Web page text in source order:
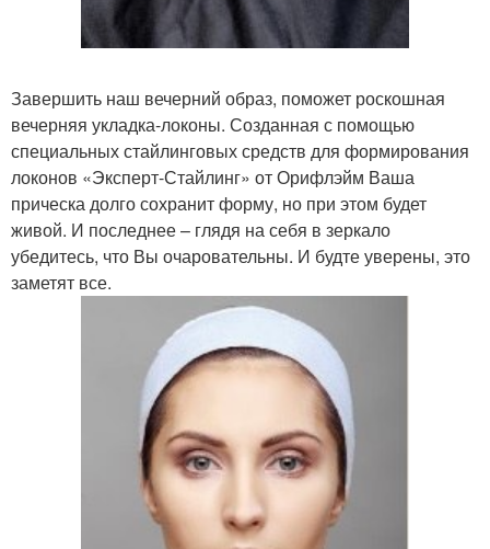
Завершить наш вечерний образ, поможет роскошная
вечерняя укладка-локоны. Созданная с помощью
специальных стайлинговых средств для формирования
локонов «Эксперт-Стайлинг» от Орифлэйм Ваша
прическа долго сохранит форму, но при этом будет
живой. И последнее – глядя на себя в зеркало
убедитесь, что Вы очаровательны. И будте уверены, это
заметят все.